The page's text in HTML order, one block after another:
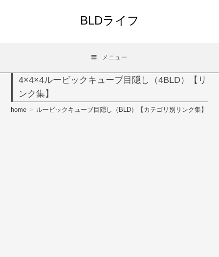
ス
BLDライフ
メニュー
4×4×4ルービックキューブ目隠し（4BLD）【リ
ンク集】
home > ルービックキューブ目隠し（BLD）【カテゴリ別リンク集】